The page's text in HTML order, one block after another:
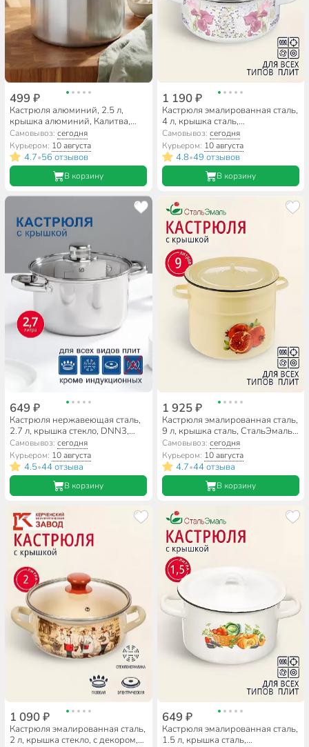
499 ₽
Кастрюля алюминий, 2.5 л,
крышка алюминий, Калитва,
14025
Самовывоз:сегодня
Курьером: 10 августа
4.7•56 отзывов
В корзину
1 190 ₽
Кастрюля эмалированная сталь,
4 л, крышка сталь,
цилиндрическая, СтальЭмаль,
Мозаика белоснежная,
1RB221M, индукция
Самовывоз: сегодня
Курьером: 10 августа
4.8•49 отзывов
В корзину
649 ₽
Кастрюля нержавеющая сталь,
2.7 л, крышка стекло, DNN3,
SD-A17-18
Самовывоз:сегодня
Курьером: 10 августа
4.5•44 отзыва
В корзину
1 925 ₽
Кастрюля эмалированная сталь,
9 л, крышка сталь, СтальЭмаль,
1с200с, в ассортименте,
индукция
Самовывоз: сегодня
Курьером: 10 августа
4.7•44 отзыва
В корзину
1 090 ₽
Кастрюля эмалированная сталь,
2 л, крышка стекло, с декором,
649 ₽
Кастрюля эмалированная сталь,
1.5 л, крышка сталь,